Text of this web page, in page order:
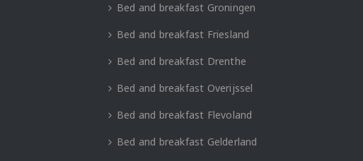
Bed and breakfast Groningen
Bed and breakfast Friesland
Bed and breakfast Drenthe
Bed and breakfast Overijssel
Bed and breakfast Flevoland
Bed and breakfast Gelderland